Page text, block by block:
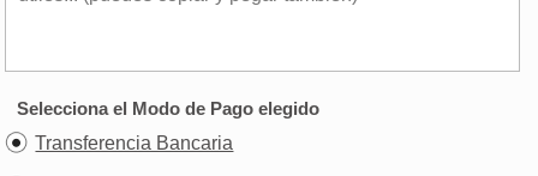
Selecciona el Modo de Pago elegido
Transferencia Bancaria